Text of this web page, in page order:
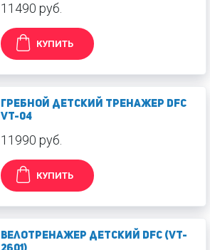
11490 руб.
КУПИТЬ
Гребной детский тренажер DFC
VT-04
11990 руб.
КУПИТЬ
Велотренажер детский DFC (VT-